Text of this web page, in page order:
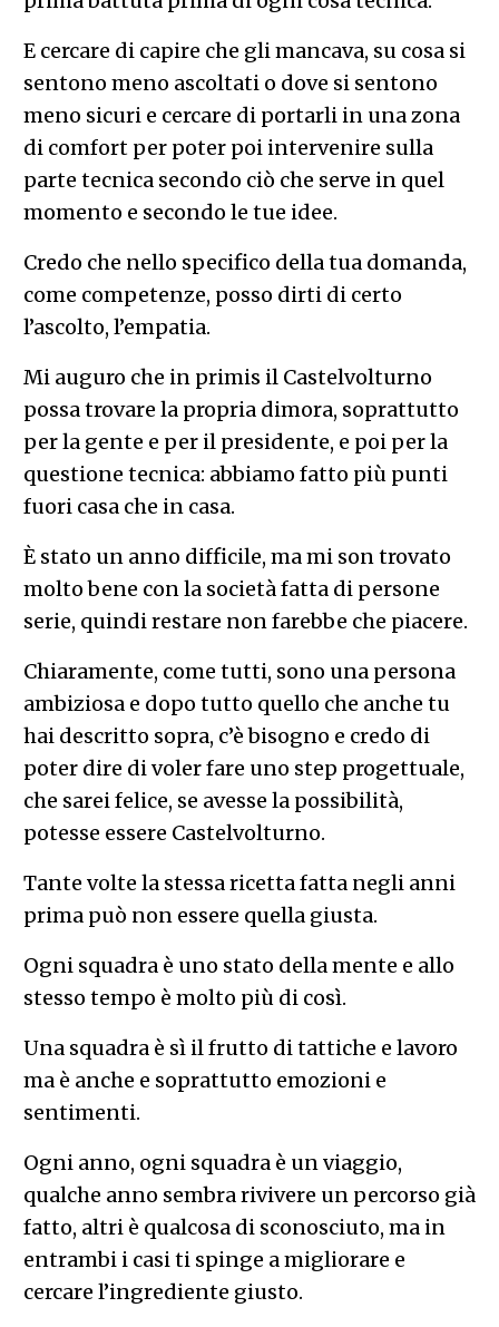
E cercare di capire che gli mancava, su cosa si
sentono meno ascoltati o dove si sentono
meno sicuri e cercare di portarli in una zona
di comfort per poter poi intervenire sulla
parte tecnica secondo ciò che serve in quel
momento e secondo le tue idee.
Credo che nello specifico della tua domanda,
come competenze, posso dirti di certo
l’ascolto, l’empatia.
Mi auguro che in primis il Castelvolturno
possa trovare la propria dimora, soprattutto
per la gente e per il presidente, e poi per la
questione tecnica: abbiamo fatto più punti
fuori casa che in casa.
È stato un anno difficile, ma mi son trovato
molto bene con la società fatta di persone
serie, quindi restare non farebbe che piacere.
Chiaramente, come tutti, sono una persona
ambiziosa e dopo tutto quello che anche tu
hai descritto sopra, c’è bisogno e credo di
poter dire di voler fare uno step progettuale,
che sarei felice, se avesse la possibilità,
potesse essere Castelvolturno.
Tante volte la stessa ricetta fatta negli anni
prima può non essere quella giusta.
Ogni squadra è uno stato della mente e allo
stesso tempo è molto più di così.
Una squadra è sì il frutto di tattiche e lavoro
ma è anche e soprattutto emozioni e
sentimenti.
Ogni anno, ogni squadra è un viaggio,
qualche anno sembra rivivere un percorso già
fatto, altri è qualcosa di sconosciuto, ma in
entrambi i casi ti spinge a migliorare e
cercare l’ingrediente giusto.